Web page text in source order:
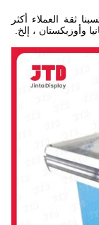
ثقة العملاء أكثر
وأوزبكستان ، إلخ.